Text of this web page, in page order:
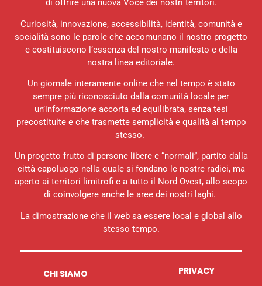
di offrire una nuova Voce dei nostri territori.
Curiosità, innovazione, accessibilità, identità, comunità e
socialità sono le parole che accomunano il nostro progetto
e costituiscono l’essenza del nostro manifesto e della
nostra linea editoriale.
Un giornale interamente online che nel tempo è stato
sempre più riconosciuto dalla comunità locale per
un’informazione accorta ed equilibrata, senza tesi
precostituite e che trasmette semplicità e qualità al tempo
stesso.
Un progetto frutto di persone libere e “normali”, partito dalla
città capoluogo nella quale si fondano le nostre radici, ma
aperto ai territori limitrofi e a tutto il Nord Ovest, allo scopo
di coinvolgere anche le aree dei nostri laghi.
La dimostrazione che il web sa essere local e global allo
stesso tempo.
CHI SIAMO PRIVACY